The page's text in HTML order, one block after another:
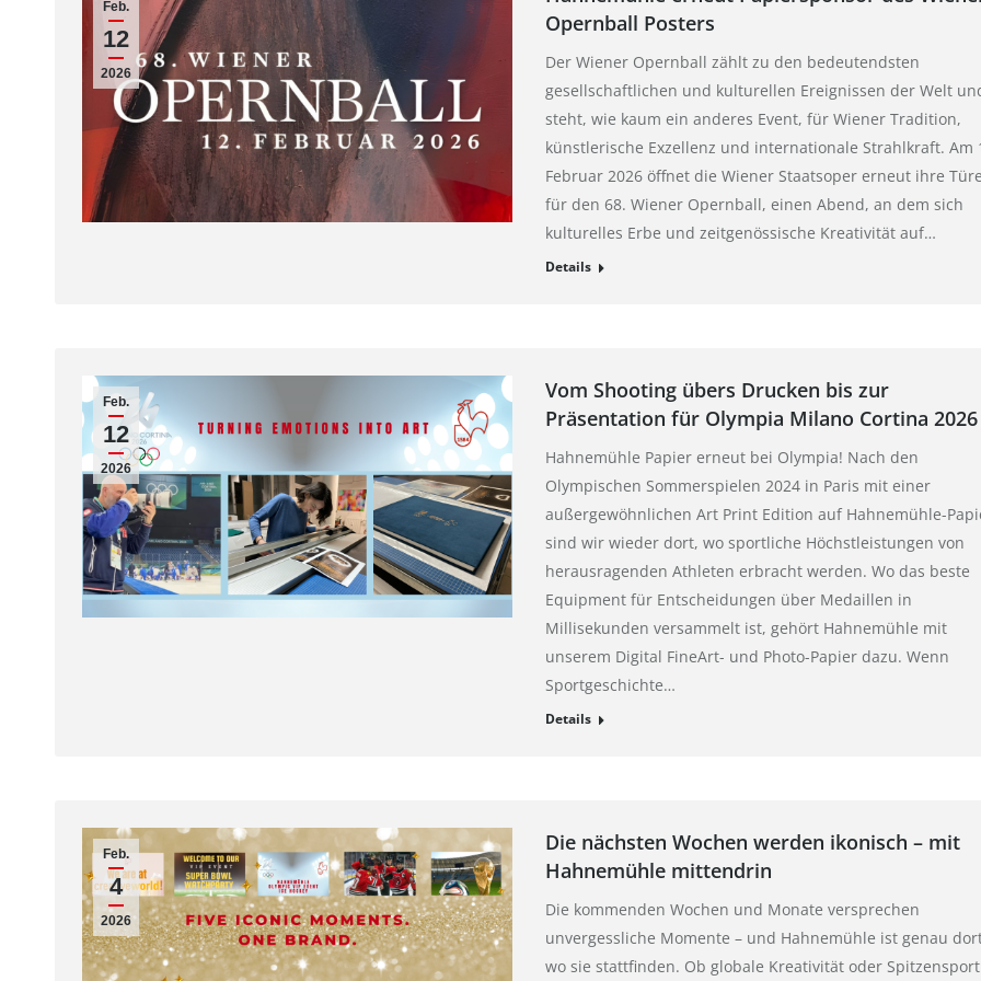
Feb.
12
2026
Opernball Posters
Der Wiener Opernball zählt zu den bedeutendsten
gesellschaftlichen und kulturellen Ereignissen der Welt
steht, wie kaum ein anderes Event, für Wiener Tradition,
künstlerische Exzellenz und internationale Strahlkraft. Am
Februar 2026 öffnet die Wiener Staatsoper erneut ihre
für den 68. Wiener Opernball, einen Abend, an dem sich
kulturelles Erbe und zeitgenössische Kreativität auf…
Details
Feb.
12
2026
Vom Shooting übers Drucken bis zur
Präsentation für Olympia Milano Cortina 2026
Hahnemühle Papier erneut bei Olympia! Nach den
Olympischen Sommerspielen 2024 in Paris mit einer
außergewöhnlichen Art Print Edition auf Hahnemühle-
sind wir wieder dort, wo sportliche Höchstleistungen von
herausragenden Athleten erbracht werden. Wo das beste
Equipment für Entscheidungen über Medaillen in
Millisekunden versammelt ist, gehört Hahnemühle mit
unserem Digital FineArt- und Photo-Papier dazu. Wenn
Sportgeschichte…
Details
Feb.
4
2026
Die nächsten Wochen werden ikonisch – mit
Hahnemühle mittendrin
Die kommenden Wochen und Monate versprechen
unvergessliche Momente – und Hahnemühle ist genau
wo sie stattfinden. Ob globale Kreativität oder